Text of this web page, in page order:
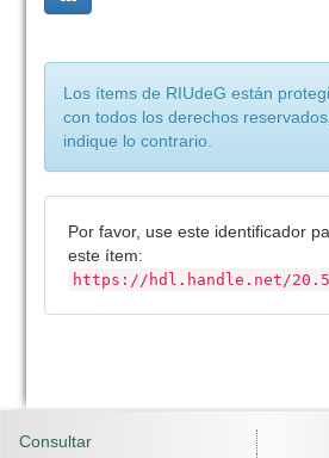
Los ítems de RIUdeG están
con todos los derechos
indique lo contrario.
Por favor, use este identificador
este ítem:
https://hdl.handle.net/
Consultar